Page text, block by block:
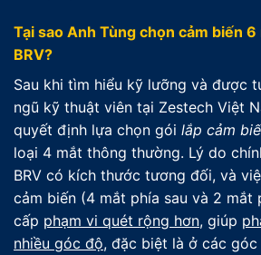
Tại sao Anh Tùng chọn cảm biến
BRV?
Sau khi tìm hiểu kỹ lưỡng và được
ngũ kỹ thuật viên tại Zestech Việt
quyết định lựa chọn gói lắp cảm
loại 4 mắt thông thường. Lý do
BRV có kích thước tương đối, và
cảm biến (4 mắt phía sau và 2 mắt
cấp phạm vi quét rộng hơn, giúp
nhiều góc độ, đặc biệt là ở các